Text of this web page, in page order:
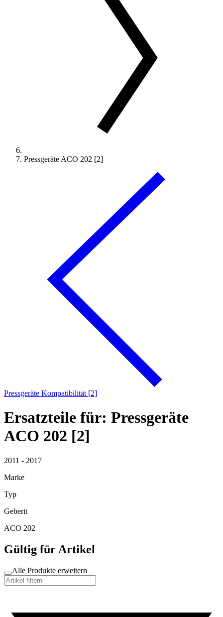
Pressgeräte ACO 202 [2]
Pressgeräte Kompatibilität [2]
Ersatzteile für: Pressgeräte
ACO 202 [2]
2011 - 2017
Marke
Typ
Geberit
ACO 202
Gültig für Artikel
Alle Produkte erweitern